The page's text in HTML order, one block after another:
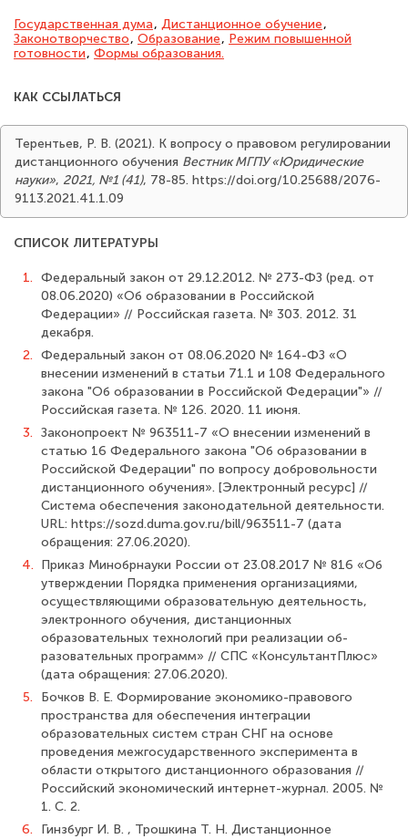
Государственная дума, Дистанционное обучение,
Законотворчество, Образование, Режим повышенной
готовности, Формы образования.
КАК ССЫЛАТЬСЯ
Терентьев, Р. В. (2021). К вопросу о правовом регулировании
дистанционного обучения Вестник МГПУ «Юридические
науки», 2021, №1 (41), 78-85. https://doi.org/10.25688/2076-
9113.2021.41.1.09
СПИСОК ЛИТЕРАТУРЫ
1. Федеральный закон от 29.12.2012. № 273-ФЗ (ред. от
08.06.2020) «Об образо­вании в Российской
Федерации» // Российская газета. № 303. 2012. 31
декабря.
2. Федеральный закон от 08.06.2020 № 164-ФЗ «О
внесении изменений в статьи 71.1 и 108 Федерального
закона "Об образовании в Российской Федерации"» //
Российская газета. № 126. 2020. 11 июня.
3. Законопроект № 963511-7 «О внесении изменений в
статью 16 Федерального закона "Об образовании в
Российской Федерации" по вопросу добровольности
дистан­ционного обучения». [Электронный ресурс] //
Система обеспечения законодательной деятельности.
URL: https://sozd.duma.gov.ru/bill/963511-7 (дата
обращения: 27.06.2020).
4. Приказ Минобрнауки России от 23.08.2017 № 816 «Об
утверждении Порядка применения организациями,
осуществляющими образовательную деятельность,
элек­тронного обучения, дистанционных
образовательных технологий при реализации об­
разовательных программ» // СПС «КонсультантПлюс»
(дата обращения: 27.06.2020).
5.
Бочков В. Е. Формирование экономико-правового
пространства для обеспе­чения интеграции
образовательных систем стран СНГ на основе
проведения межго­сударственного эксперимента в
области открытого дистанционного образования //
Российский экономический интернет-журнал. 2005. №
1. С. 2.
6.
Гинзбург И. В. , Трошкина Т. Н. Дистанционное